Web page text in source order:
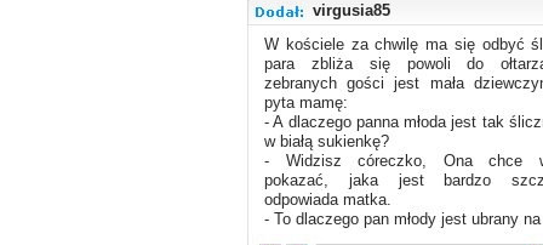
virgusia85
W kościele za chwilę ma się odbyć
para zbliża się powoli do
zebranych gości jest mała
pyta mamę:
- A dlaczego panna młoda jest tak
w białą sukienkę?
- Widzisz córeczko, Ona chce
pokazać, jaka jest bardzo
odpowiada matka.
- To dlaczego pan młody jest ubrany